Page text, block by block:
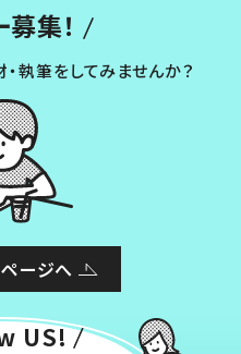
集！
執筆をしてみませんか？
ージへ
US!